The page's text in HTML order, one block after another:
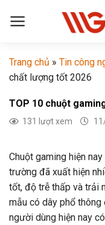
đến
Trang chủ » Tin công
chất lượng tốt 2026
TOP 10 chuột
131 lượt xem
Chuột gaming hiện
trường đã xuất hiện
tốt, độ trễ thấp và trải
mẫu có dây phổ
người dùng hiện nay